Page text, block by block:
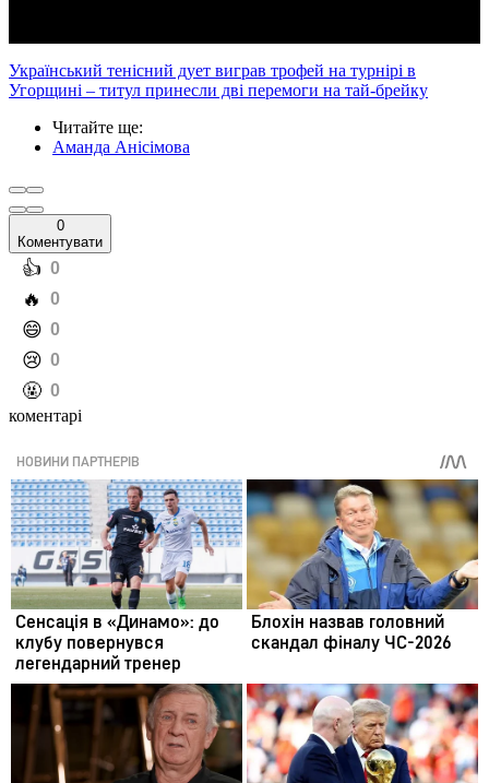
Український тенісний дует виграв трофей на турнірі в
Угорщині – титул принесли дві перемоги на тай-брейку
Читайте ще:
Аманда Анісімова
0
Коментувати
️👍 0
️🔥 0
️😄 0
️😢 0
️🤬 0
коментарі